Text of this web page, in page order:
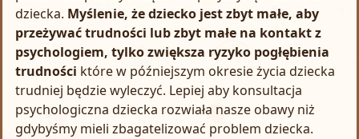
dziecka. Myślenie, że dziecko jest zbyt małe, aby
przeżywać trudności lub zbyt małe na kontakt z
psychologiem, tylko zwiększa ryzyko pogłębienia
trudności które w późniejszym okresie życia dziecka
trudniej będzie wyleczyć. Lepiej aby konsultacja
psychologiczna dziecka rozwiała nasze obawy niż
gdybyśmy mieli zbagatelizować problem dziecka.